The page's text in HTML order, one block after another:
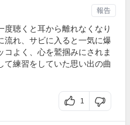
聴くと耳から離れなくなり
流れ、サビに入ると一気に爆
よく、心を鷲掴みにされま
て練習をしていた思い出の曲
1
報告